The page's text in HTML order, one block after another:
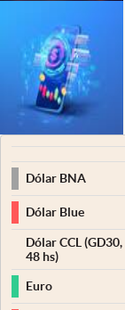
Dólar BNA
Dólar Blue
Dólar CCL (GD30,
48 hs)
Euro